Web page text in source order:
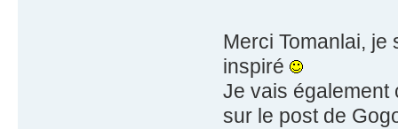
Merci Tomanlai,
inspiré
Je vais également
sur le post de